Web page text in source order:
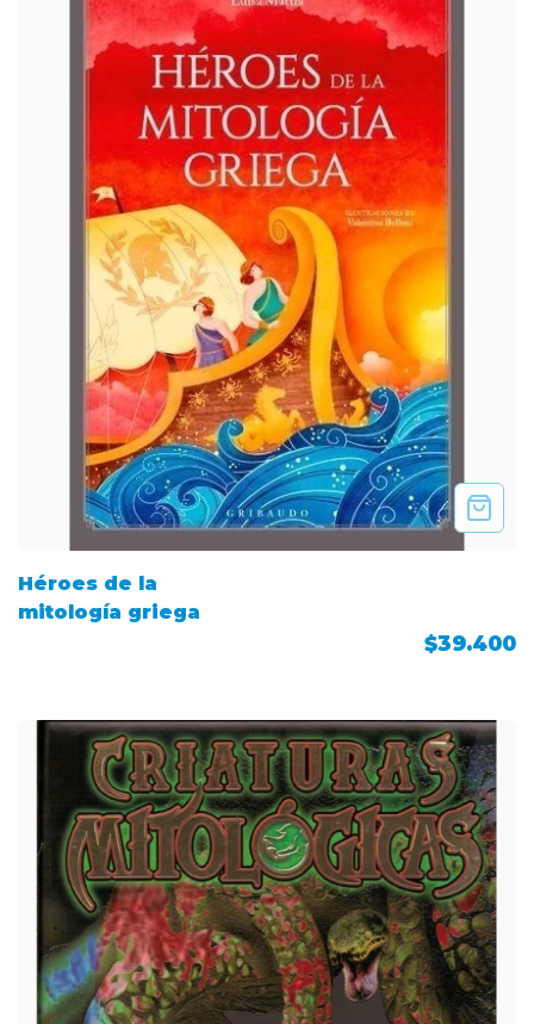
Héroes de la
mitología griega
$39.400